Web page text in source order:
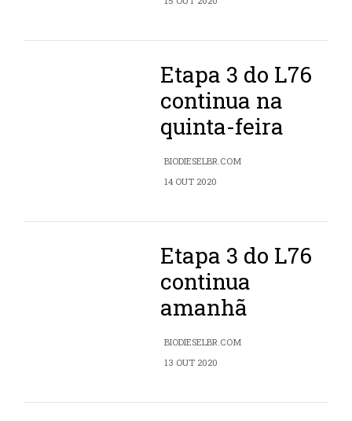
Etapa 3 do L76
continua na
quinta-feira
BIODIESELBR.COM
14 OUT 2020
Etapa 3 do L76
continua
amanhã
BIODIESELBR.COM
13 OUT 2020